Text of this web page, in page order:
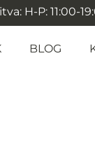
H-P: 11:00-
BLOG